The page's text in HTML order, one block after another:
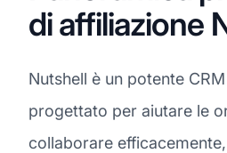
di affiliazione
Nutshell è un potente
progettato per aiutare le
collaborare